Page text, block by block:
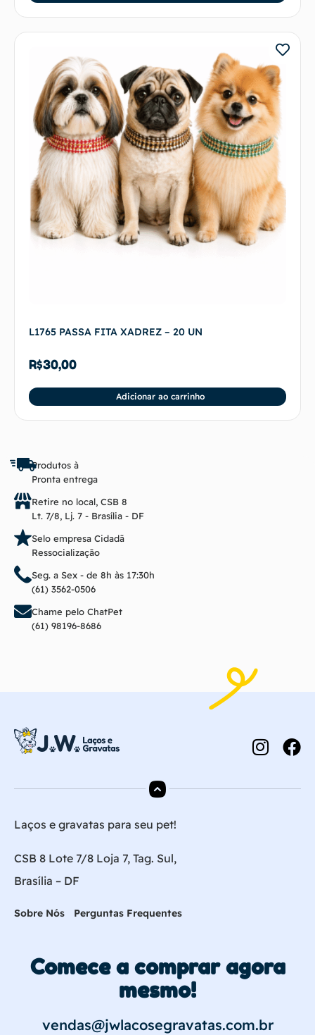
L1765 PASSA FITA XADREZ – 20 UN
R$30,00
Adicionar ao carrinho
Produtos à
Pronta entrega
Retire no local, CSB 8
Lt. 7/8, Lj. 7 - Brasília - DF
Selo empresa Cidadã
Ressocialização
Seg. a Sex - de 8h às 17:30h
(61) 3562-0506
Chame pelo ChatPet
(61) 98196-8686
Laços e gravatas para seu pet!
CSB 8 Lote 7/8 Loja 7, Tag. Sul,
Brasília – DF
Sobre Nós Perguntas Frequentes
Comece a comprar agora
mesmo!
vendas@jwlacosegravatas.com.br